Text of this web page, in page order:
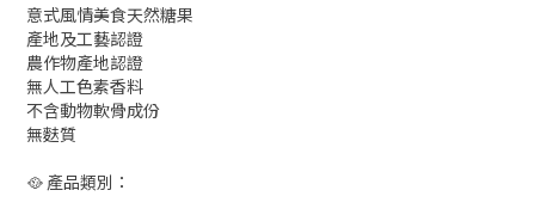
意式風情美食天然糖果
產地及工藝認證
農作物產地認證
無人工色素香料
不含動物軟骨成份
無麩質
🥘 產品類別：